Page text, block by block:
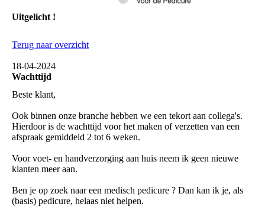
Uitgelicht !
Terug naar overzicht
18-04-2024
Wachttijd
Beste klant,
Ook binnen onze branche hebben we een tekort aan collega's.
Hierdoor is de wachttijd voor het maken of verzetten van een
afspraak gemiddeld 2 tot 6 weken.
Voor voet- en handverzorging aan huis neem ik geen nieuwe
klanten meer aan.
Ben je op zoek naar een medisch pedicure ? Dan kan ik je, als
(basis) pedicure, helaas niet helpen.